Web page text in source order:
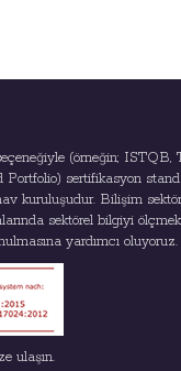
(örneğin; ISTQB,
sertifikasyon
kuruluşudur. Bilişim
sektörel bilgiyi
yardımcı oluyoruz.
ulaşın.